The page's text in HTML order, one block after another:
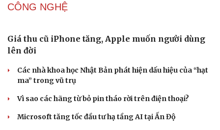
CÔNG NGHỆ
Giá thu cũ iPhone tăng, Apple muốn người dùng
lên đời
Các nhà khoa học Nhật Bản phát hiện dấu hiệu của “hạt
ma” trong vũ trụ
Vì sao các hãng từ bỏ pin tháo rời trên điện thoại?
Microsoft tăng tốc đầu tư hạ tầng AI tại Ấn Độ